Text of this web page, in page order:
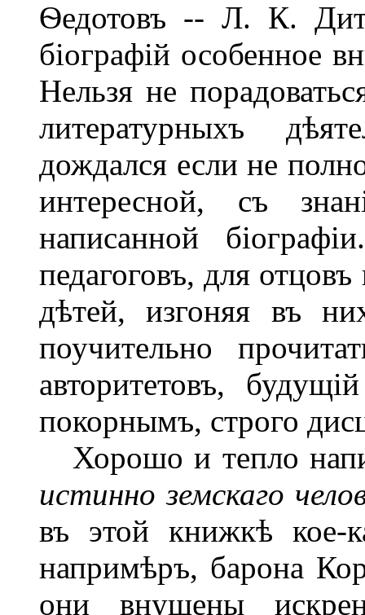
Ѳедотовъ -- Л. К.
біографій особенное
Нельзя не
литературныхъ
дождался если не
интересной, съ
написанной
педагоговъ, для
дѣтей, изгоняя въ
поучительно
авторитетовъ,
покорнымъ, строго
Хорошо и тепло
истинно земскаго
въ этой книжкѣ кое-
напримѣръ, барона
они внушены